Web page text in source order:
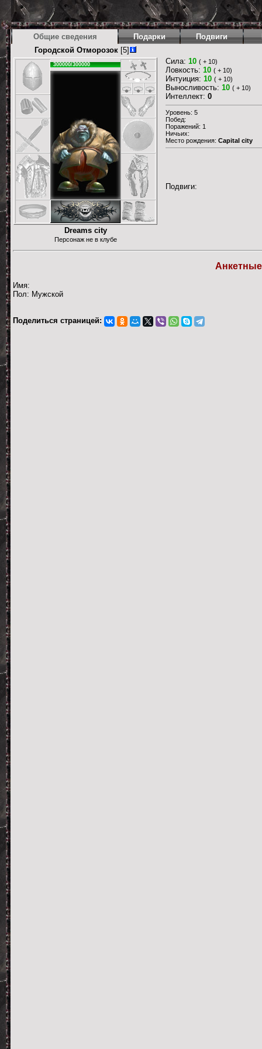
Общие сведения Подарки Подвиги
Городской Отморозок [5]
300000/300000
Dreams city
Персонаж не в клубе
Сила: 10 ( + 10)
Ловкость: 10 ( + 10)
Интуиция: 10 ( + 10)
Выносливость: 10 ( + 10)
Интеллект: 0
Уровень: 5
Побед:
Поражений: 1
Ничьих:
Место рождения: Capital city
Подвиги:
Имя:
Пол: Мужской
Поделиться страницей: